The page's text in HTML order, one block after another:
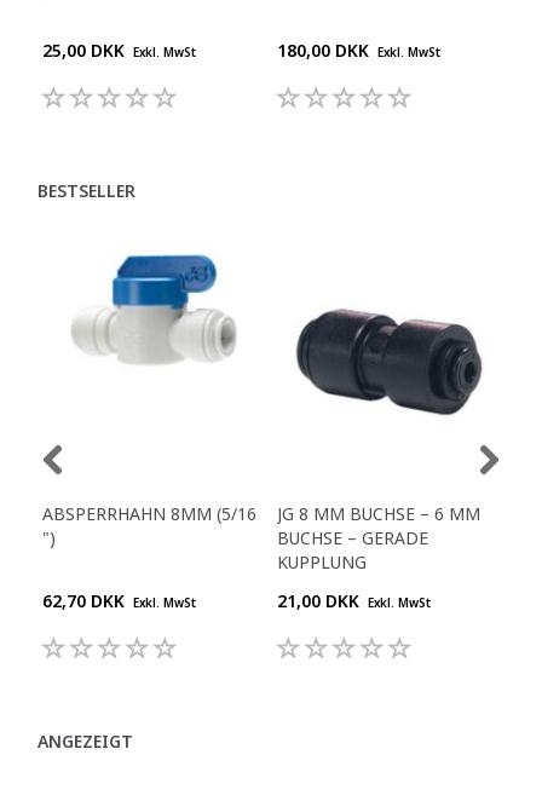
25,00 DKK Exkl. MwSt 180,00 DKK Exkl. MwSt
BESTSELLER
ABSPERRHAHN 8MM (5/16
")
62,70 DKK Exkl. MwSt
JG 8 MM BUCHSE – 6 MM
BUCHSE – GERADE
KUPPLUNG
21,00 DKK Exkl. MwSt
ANGEZEIGT